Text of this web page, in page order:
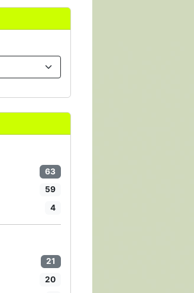
63
59
4
21
20